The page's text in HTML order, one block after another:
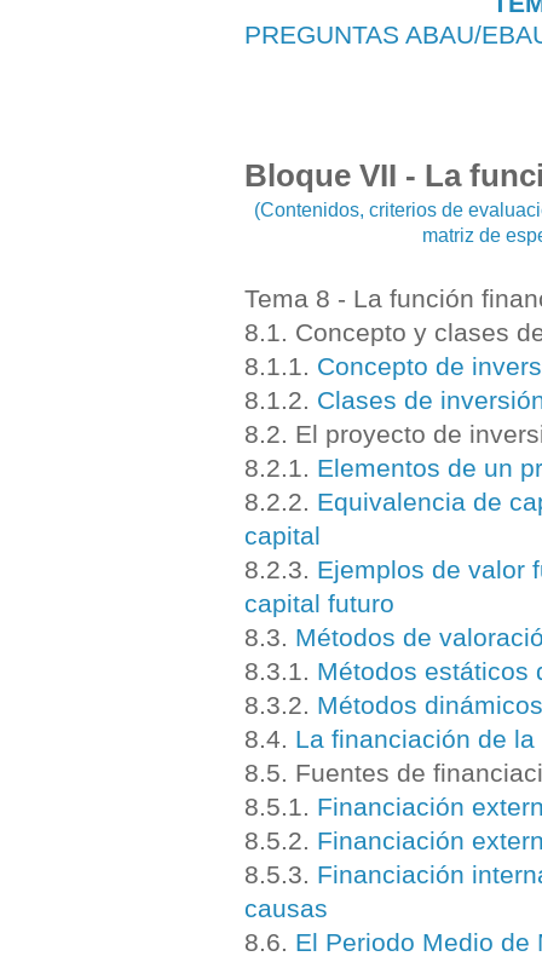
PREGUNTAS ABAU/
Bloque VII - La
(Contenidos, criterios de
matriz de
Tema 8 - La función
8.1. Concepto y clases
8.1.1. Concepto de
8.1.2. Clases de
8.2. El proyecto de
8.2.1. Elementos de un
8.2.2. Equivalencia de
capital
8.2.3. Ejemplos de valor
capital futuro
8.3. Métodos de
8.3.1. Métodos estáticos
8.3.2. Métodos
8.4. La financiación de la
8.5. Fuentes de
8.5.1. Financiación
8.5.2. Financiación
8.5.3. Financiación
causas
8.6. El Periodo Medio de